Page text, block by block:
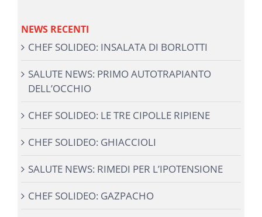
NEWS RECENTI
CHEF SOLIDEO: INSALATA DI BORLOTTI
SALUTE NEWS: PRIMO AUTOTRAPIANTO
DELL’OCCHIO
CHEF SOLIDEO: LE TRE CIPOLLE RIPIENE
CHEF SOLIDEO: GHIACCIOLI
SALUTE NEWS: RIMEDI PER L’IPOTENSIONE
CHEF SOLIDEO: GAZPACHO